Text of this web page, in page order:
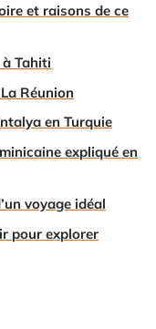
et raisons de ce
à Tahiti
Réunion
en Turquie
expliqué en
voyage idéal
pour explorer